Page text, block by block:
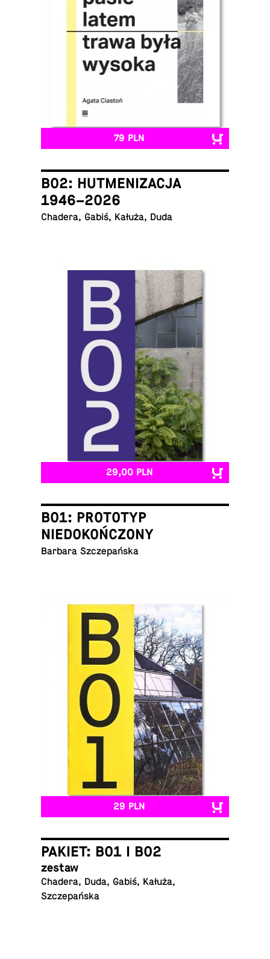
79 PLN
B02: HUTMENIZACJA
1946–2026
Chadera, Gabiś, Kałuża, Duda
29,00 PLN
B01: PROTOTYP
NIEDOKOŃCZONY
Barbara Szczepańska
29 PLN
PAKIET: B01 I B02
zestaw
Chadera, Duda, Gabiś, Kałuża,
Szczepańska